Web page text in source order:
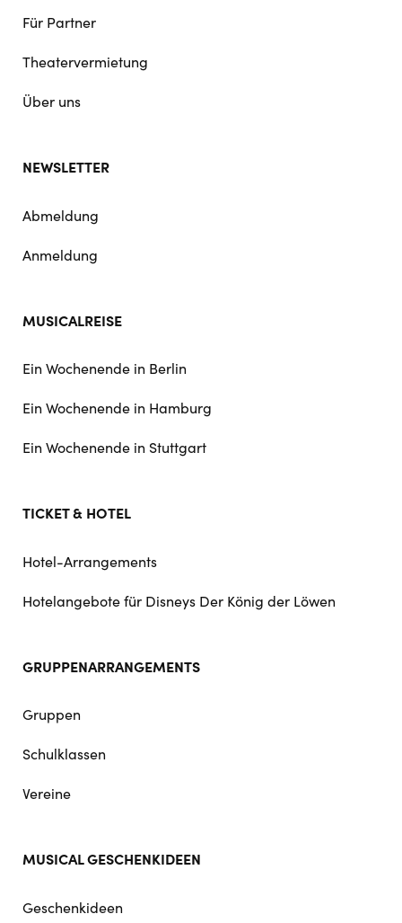
Für Partner
Theatervermietung
Über uns
NEWSLETTER
Abmeldung
Anmeldung
MUSICALREISE
Ein Wochenende in Berlin
Ein Wochenende in Hamburg
Ein Wochenende in Stuttgart
TICKET & HOTEL
Hotel-Arrangements
Hotelangebote für Disneys Der König der Löwen
GRUPPENARRANGEMENTS
Gruppen
Schulklassen
Vereine
MUSICAL GESCHENKIDEEN
Geschenkideen